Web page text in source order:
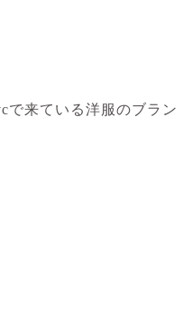
で来ている洋服のブラン